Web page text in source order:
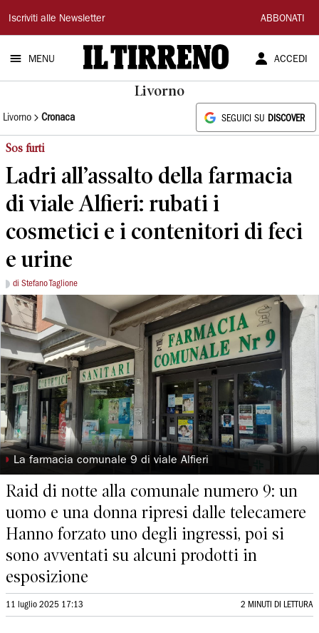
Il
Tirreno
Iscriviti alle Newsletter ABBONATI
MENU ACCEDI
Livorno
Livorno Cronaca SEGUICI SU DISCOVER
Sos furti
Ladri all’assalto della farmacia
di viale Alfieri: rubati i
cosmetici e i contenitori di feci
e urine
di Stefano Taglione
◗ La farmacia comunale 9 di viale Alfieri
Raid di notte alla comunale numero 9: un
uomo e una donna ripresi dalle telecamere
Hanno forzato uno degli ingressi, poi si
sono avventati su alcuni prodotti in
esposizione
11 luglio 2025 17:13 2 MINUTI DI LETTURA